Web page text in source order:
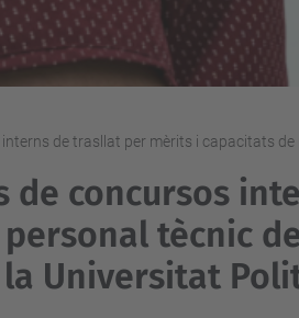
de trasllat per mèrits i capacitats
de concursos
tècnic
Universitat